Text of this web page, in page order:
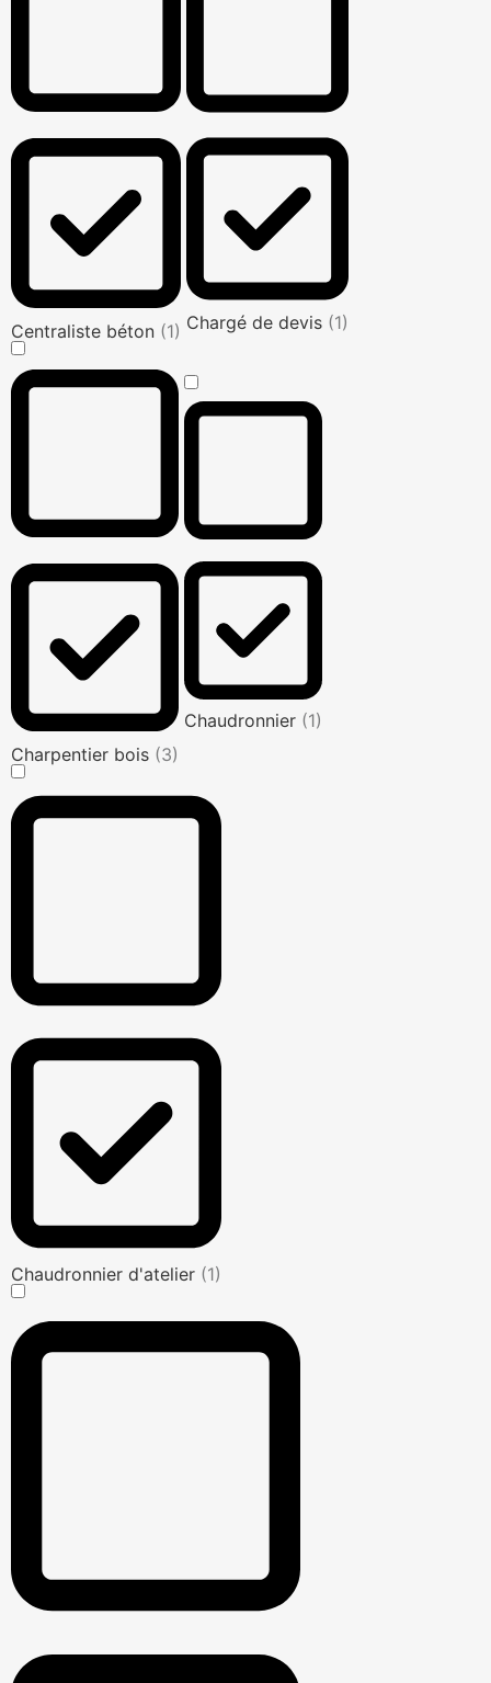
Centraliste béton (1) Chargé de devis (1)
Charpentier bois (3)
Chaudronnier (1)
Chaudronnier d'atelier (1)